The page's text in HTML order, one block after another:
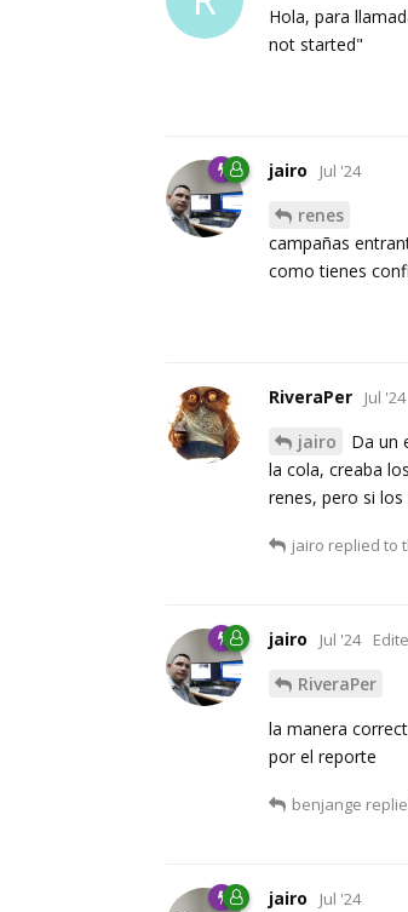
Hola, para
not started"
jairo Jul '24
renes
campañas
como tienes
RiveraPer Jul '24
jairo
Da un
la cola, creaba
renes, pero si
jairo replied to
jairo Jul '24
RiveraPer
la manera
por el reporte
benjange
jairo Jul '24